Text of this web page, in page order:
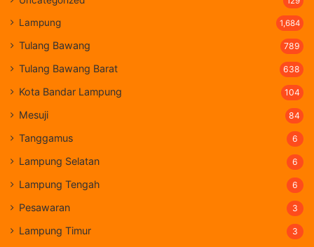
Lampung 1,684
Tulang Bawang 789
Tulang Bawang Barat 638
Kota Bandar Lampung 104
Mesuji 84
Tanggamus 6
Lampung Selatan 6
Lampung Tengah 6
Pesawaran 3
Lampung Timur 3